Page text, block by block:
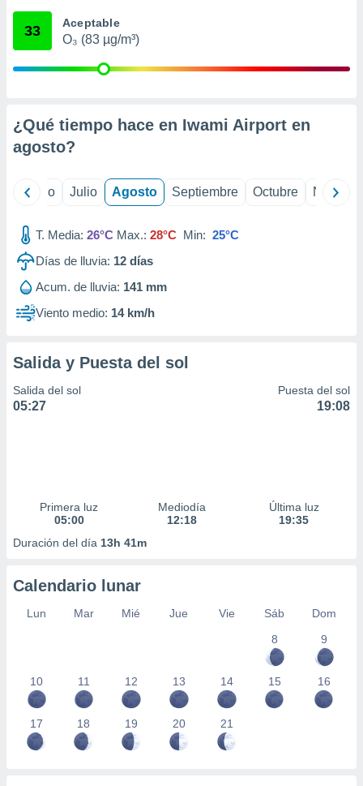
mediante
publicidad
1199
33 Aceptable
O₃ (83 µg/m³)
¿Qué tiempo hace en Iwami Airport en
agosto?
Junio Julio Agosto Septiembre Octubre
T. Media: 26°C Max.: 28°C Min: 25°C
Días de lluvia: 12 días
Acum. de lluvia: 141 mm
Viento medio: 14 km/h
Salida y Puesta del sol
Salida del sol
05:27
Puesta del sol
19:08
Primera luz
05:00
Mediodía
12:18
Última luz
19:35
Duración del día 13h 41m
Calendario lunar
Lun Mar Mié Jue Vie Sáb
Dom
8
9
10 11 12 13 14 15 16
17 18 19 20 21